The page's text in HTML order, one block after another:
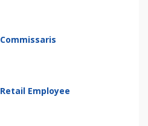
Commissaris
Retail Employee